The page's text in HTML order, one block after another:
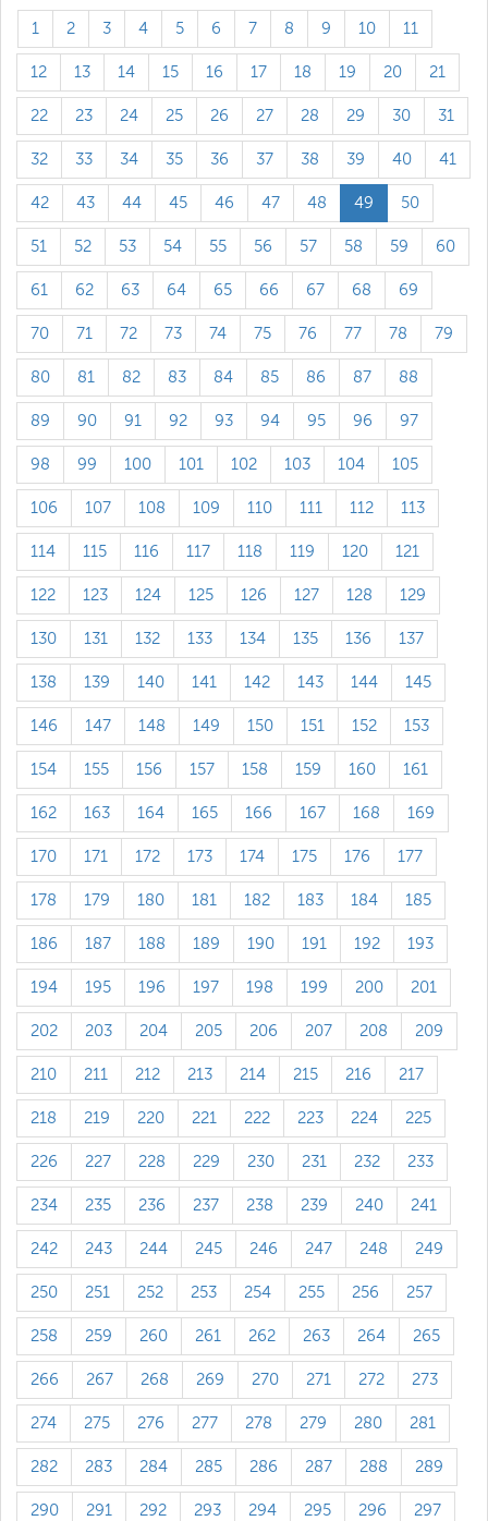
1 2 3 4 5 6 7 8 9 10 11
12 13 14 15 16 17 18 19 20 21
22 23 24 25 26 27 28 29 30 31
32 33 34 35 36 37 38 39 40 41
42 43 44 45 46 47 48 49 50
51 52 53 54 55 56 57 58 59 60
61 62 63 64 65 66 67 68 69
70 71 72 73 74 75 76 77 78 79
80 81 82 83 84 85 86 87 88
89 90 91 92 93 94 95 96 97
98 99 100 101 102 103 104 105
106 107 108 109 110 111 112 113
114 115 116 117 118 119 120 121
122 123 124 125 126 127 128 129
130 131 132 133 134 135 136 137
138 139 140 141 142 143 144 145
146 147 148 149 150 151 152 153
154 155 156 157 158 159 160 161
162 163 164 165 166 167 168 169
170 171 172 173 174 175 176 177
178 179 180 181 182 183 184 185
186 187 188 189 190 191 192 193
194 195 196 197 198 199 200 201
202 203 204 205 206 207 208 209
210 211 212 213 214 215 216 217
218 219 220 221 222 223 224 225
226 227 228 229 230 231 232 233
234 235 236 237 238 239 240 241
242 243 244 245 246 247 248 249
250 251 252 253 254 255 256 257
258 259 260 261 262 263 264 265
266 267 268 269 270 271 272 273
274 275 276 277 278 279 280 281
282 283 284 285 286 287 288 289
290 291 292 293 294 295 296 297